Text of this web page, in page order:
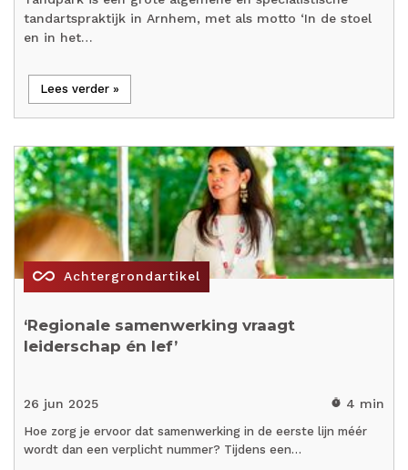
tandartspraktijk in Arnhem, met als motto ‘In de stoel
en in het…
Lees verder »
all_inclusive Achtergrondartikel
‘Regionale samenwerking vraagt
leiderschap én lef’
26 jun 2025 timer 4 min
Hoe zorg je ervoor dat samenwerking in de eerste lijn méér
wordt dan een verplicht nummer? Tijdens een…